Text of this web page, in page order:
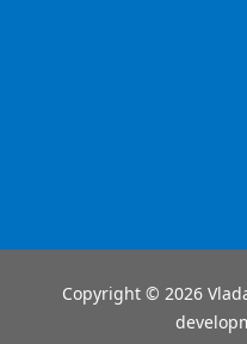
Copyright © 2026